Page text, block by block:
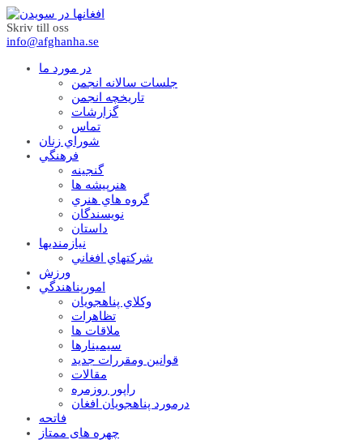
Skriv till oss
info@afghanha.se
در مورد ما
جلسات سالانه انجمن
تاریخچه انجمن
گزارشات
تماس
شوراي زنان
فرهنگي
گنجينه
هنرپيشه ها
گروه هاي هنري
نويسندگان
داستان
نيازمنديها
شرکتهاي افغاني
ورزش
امورپناهندگي
وکلاي پناهجويان
تظاهرات
ملاقات ها
سيمينارها
قوانين ومقررات جديد
مقالات
راپور روزمره
درمورد پناهجويان افغان
فاتحه
چهره های ممتاز